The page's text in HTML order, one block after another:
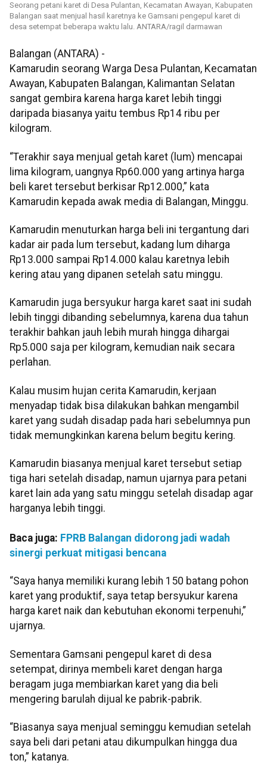
Seorang petani karet di Desa Pulantan, Kecamatan Awayan, Kabupaten
Balangan saat menjual hasil karetnya ke Gamsani pengepul karet di
desa setempat beberapa waktu lalu. ANTARA/ragil darmawan
Balangan (ANTARA) -
Kamarudin seorang Warga Desa Pulantan, Kecamatan
Awayan, Kabupaten Balangan, Kalimantan Selatan
sangat gembira karena harga karet lebih tinggi
daripada biasanya yaitu tembus Rp14 ribu per
kilogram.
“Terakhir saya menjual getah karet (lum) mencapai
lima kilogram, uangnya Rp60.000 yang artinya harga
beli karet tersebut berkisar Rp12.000,” kata
Kamarudin kepada awak media di Balangan, Minggu.
Kamarudin menuturkan harga beli ini tergantung dari
kadar air pada lum tersebut, kadang lum diharga
Rp13.000 sampai Rp14.000 kalau karetnya lebih
kering atau yang dipanen setelah satu minggu.
Kamarudin juga bersyukur harga karet saat ini sudah
lebih tinggi dibanding sebelumnya, karena dua tahun
terakhir bahkan jauh lebih murah hingga dihargai
Rp5.000 saja per kilogram, kemudian naik secara
perlahan.
Kalau musim hujan cerita Kamarudin, kerjaan
menyadap tidak bisa dilakukan bahkan mengambil
karet yang sudah disadap pada hari sebelumnya pun
tidak memungkinkan karena belum begitu kering.
Kamarudin biasanya menjual karet tersebut setiap
tiga hari setelah disadap, namun ujarnya para petani
karet lain ada yang satu minggu setelah disadap agar
harganya lebih tinggi.
Baca juga: FPRB Balangan didorong jadi wadah
sinergi perkuat mitigasi bencana
“Saya hanya memiliki kurang lebih 150 batang pohon
karet yang produktif, saya tetap bersyukur karena
harga karet naik dan kebutuhan ekonomi terpenuhi,”
ujarnya.
Sementara Gamsani pengepul karet di desa
setempat, dirinya membeli karet dengan harga
beragam juga membiarkan karet yang dia beli
mengering barulah dijual ke pabrik-pabrik.
“Biasanya saya menjual seminggu kemudian setelah
saya beli dari petani atau dikumpulkan hingga dua
ton,” katanya.